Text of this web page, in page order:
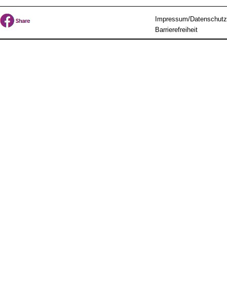
Impressum/Datenschutz
Barrierefreiheit